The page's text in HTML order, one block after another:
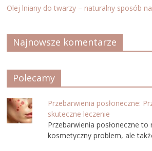
Olej lniany do twarzy – naturalny sposób
Najnowsze komentarze
Polecamy
Przebarwienia posłoneczne:
skuteczne leczenie
Przebarwienia posłoneczne to
kosmetyczny problem, ale